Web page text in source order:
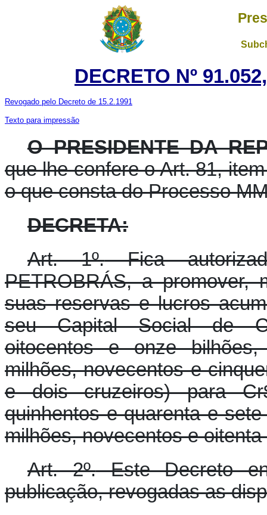
DECRETO Nº
Revogado pelo Decreto de 15.2.1991
Texto para impressão
O PRESIDENTE DA
que lhe confere o Art. 81,
o que consta do Processo
DECRETA:
Art. 1º.Fica
PETROBRÁS, a promover,
suas reservas e lucros
seu Capital Social de
oitocentos e onze
milhões, novecentos e
e dois cruzeiros) para
quinhentos e quarenta e
milhões, novecentos e
Art. 2º.Este Decreto
publicação, revogadas as